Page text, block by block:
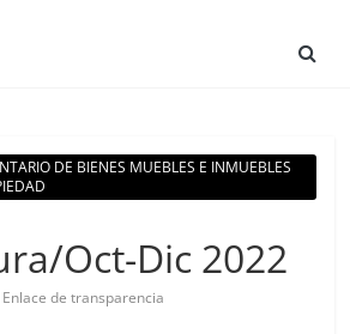
DE BIENES MUEBLES E INMUEBLES
Oct-Dic 2022
Enlace de transparencia